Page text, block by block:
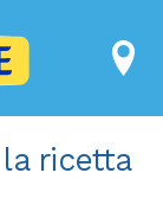
ricetta